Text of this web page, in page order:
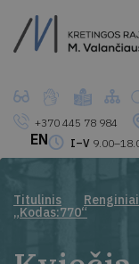
+370 445 78 984
I–V
EN
Titulinis Renginiai
„Kodas:770“